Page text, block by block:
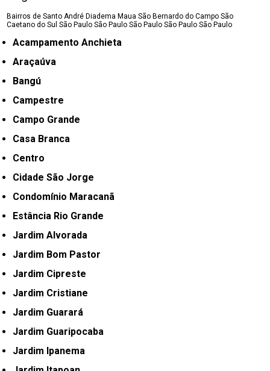
Bairros de Santo André Diadema Maua São Bernardo do Campo São
Caetano do SulSão Paulo São Paulo São Paulo São Paulo São Paulo
Acampamento Anchieta
Araçaúva
Bangú
Campestre
Campo Grande
Casa Branca
Centro
Cidade São Jorge
Condomínio Maracanã
Estância Rio Grande
Jardim Alvorada
Jardim Bom Pastor
Jardim Cipreste
Jardim Cristiane
Jardim Guarará
Jardim Guaripocaba
Jardim Ipanema